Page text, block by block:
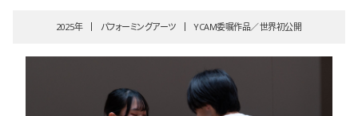
2025 パフォーミングアーツ YCAM委嘱作品 世界初公開
全3枚のうち、1枚目のスライド